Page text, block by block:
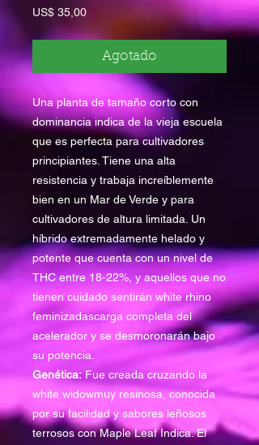
US$ 35,00Precio
Agotado
Una planta de tamaño corto con
dominancia indica de la vieja escuela
que es perfecta para cultivadores
principiantes. Tiene una alta
resistencia y trabaja increíblemente
bien en un Mar de Verde y para
cultivadores de altura limitada. Un
híbrido extremadamente helado y
potente que cuenta con un nivel de
THC entre 18-22%, y aquellos que no
tienen cuidado sentirán white rhino
feminizadascarga completa del
acelerador y se desmoronarán bajo
su potencia.
Genética: Fue creada cruzando la
white widowmuy resinosa, conocida
por su facilidad y sabores leñosos
terrosos con Maple Leaf Indica. El